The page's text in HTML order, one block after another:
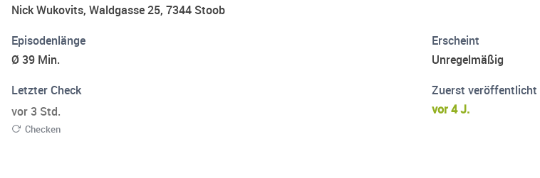
Nick Wukovits, Waldgasse 25, 7344 Stoob
Episodenlänge
Ø 39 Min.
Erscheint
Unregelmäßig
Letzter Check
vor 3 Std.
Checken
Zuerst veröffentlicht
vor 4 J.